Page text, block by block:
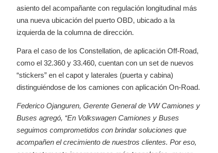
asiento del acompañante con regulación longitudinal más
una nueva ubicación del puerto OBD, ubicado a la
izquierda de la columna de dirección.
Para el caso de los Constellation, de aplicación Off-Road,
como el 32.360 y 33.460, cuentan con un set de nuevos
“stickers” en el capot y laterales (puerta y cabina)
distinguiéndose de los camiones con aplicación On-Road.
Federico Ojanguren, Gerente General de VW Camiones y
Buses agregó, “En Volkswagen Camiones y Buses
seguimos comprometidos con brindar soluciones que
acompañen el crecimiento de nuestros clientes. Por eso,